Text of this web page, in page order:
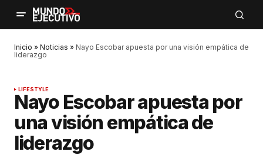
Inicio » Noticias » Nayo Escobar apuesta por una visión empática de
liderazgo
LIFESTYLE
Nayo Escobar apuesta por
una visión empática de
liderazgo